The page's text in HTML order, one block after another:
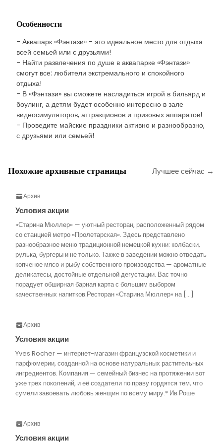
Особенности
- Аквапарк «Фэнтази» - это идеальное место для отдыха
всей семьей или с друзьями!
- Найти развлечения по душе в аквапарке «Фэнтази»
смогут все: любители экстремального и спокойного
отдыха!
- В «Фэнтази» вы сможете насладиться игрой в бильярд и
боулинг, а детям будет особенно интересно в зале
видеосимуляторов, аттракционов и призовых аппаратов!
- Проведите майские праздники активно и разнообразно,
с друзьями или семьей!
Похожие архивные страницы Лучшее сейчас →
Архив
Условия акции
«Старина Мюллер» — уютный ресторан, расположенный рядом
со станцией метро «Пролетарская». Здесь представлено
разнообразное меню традиционной немецкой кухни: колбаски,
рулька, бургеры и не только. Также в заведении можно отведать
копченое мясо и рыбу собственного производства — ароматные
деликатесы, достойные отдельной дегустации. Вас точно
порадует обширная барная карта с большим выбором
качественных напитков.Ресторан «Старина Мюллер» на […]
Архив
Условия акции
Yves Rocher — интернет-магазин французской косметики и
парфюмерии, созданной на основе натуральных растительных
ингредиентов. Компания — семейный бизнес на протяжении вот
уже трех поколений, и её создатели по праву гордятся тем, что
сумели завоевать любовь женщин по всему миру.* Ив Роше
Архив
Условия акции